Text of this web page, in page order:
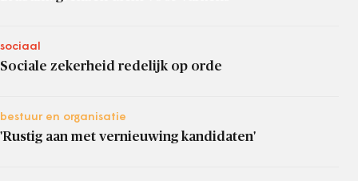
sociaal
Sociale zekerheid redelijk op orde
bestuur en organisatie
'Rustig aan met vernieuwing kandidaten'